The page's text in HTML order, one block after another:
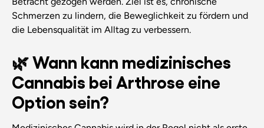
Schmerzen zu lindern, die Beweglichkeit zu fördern und
die Lebensqualität im Alltag zu verbessern.
🌿 Wann kann medizinisches
Cannabis bei Arthrose eine
Option sein?